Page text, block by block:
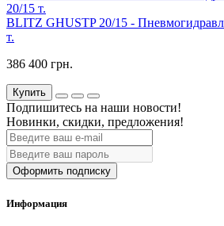
BLITZ GHUSTP 20/15 -
т.
386 400 грн.
Купить
Подпишитесь на наши новости!
Новинки, скидки, предложения!
Оформить подписку
Информация